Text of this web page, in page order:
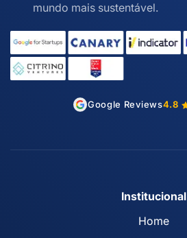
mundo mais sustentável.
Google Reviews4.8
Institucional
Home